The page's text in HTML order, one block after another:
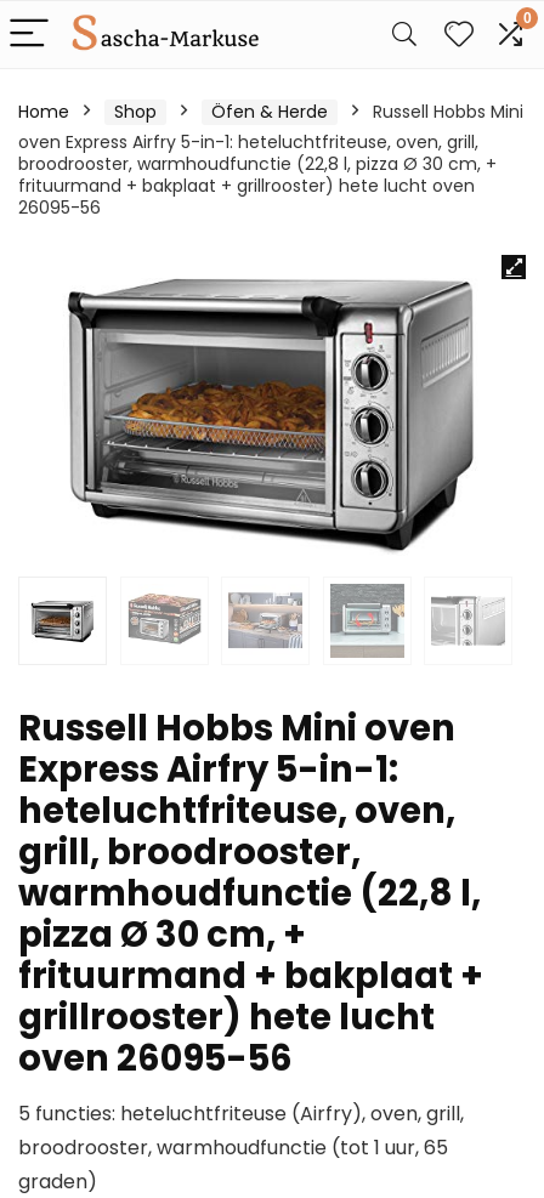
0
Home Shop Öfen & Herde
Russell Hobbs Mini
oven Express Airfry 5-in-1: heteluchtfriteuse, oven, grill,
broodrooster, warmhoudfunctie (22,8 l, pizza Ø 30 cm, +
frituurmand + bakplaat + grillrooster) hete lucht oven
26095-56
Russell Hobbs Mini oven
Express Airfry 5-in-1:
heteluchtfriteuse, oven,
grill, broodrooster,
warmhoudfunctie (22,8 l,
pizza Ø 30 cm, +
frituurmand + bakplaat +
grillrooster) hete lucht
oven 26095-56
5 functies: heteluchtfriteuse (Airfry), oven, grill,
broodrooster, warmhoudfunctie (tot 1 uur, 65
graden)